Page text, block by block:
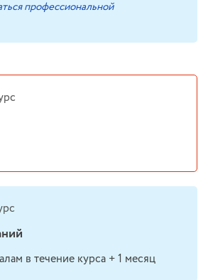
профессиональной
в течение курса + 1 месяц